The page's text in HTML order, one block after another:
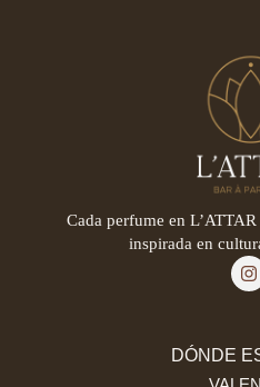
Cada perfume en
inspirada en
DÓNDE